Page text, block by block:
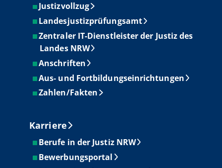
Justizvollzug
Landesjustizprüfungsamt
Zentraler IT-Dienstleister der Justiz des
Landes NRW
Anschriften
Aus- und Fortbildungseinrichtungen
Zahlen/Fakten
Karriere
Berufe in der Justiz NRW
Bewerbungsportal